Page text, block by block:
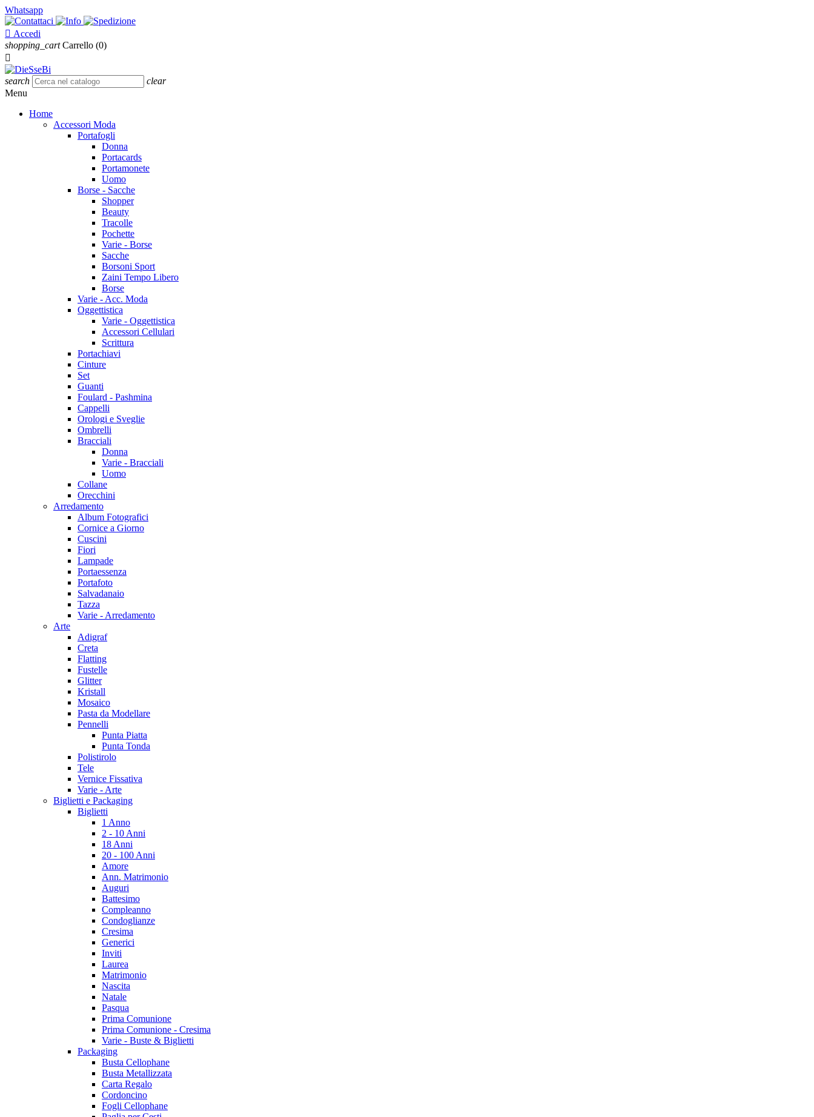
Whatsapp
 Accedi
shopping_cart Carrello (0)

search
clear
Menu
Home
Accessori Moda
Portafogli
Donna
Portacards
Portamonete
Uomo
Borse - Sacche
Shopper
Beauty
Tracolle
Pochette
Varie - Borse
Sacche
Borsoni Sport
Zaini Tempo Libero
Borse
Varie - Acc. Moda
Oggettistica
Varie - Oggettistica
Accessori Cellulari
Scrittura
Portachiavi
Cinture
Set
Guanti
Foulard - Pashmina
Cappelli
Orologi e Sveglie
Ombrelli
Bracciali
Donna
Varie - Bracciali
Uomo
Collane
Orecchini
Arredamento
Album Fotografici
Cornice a Giorno
Cuscini
Fiori
Lampade
Portaessenza
Portafoto
Salvadanaio
Tazza
Varie - Arredamento
Arte
Adigraf
Creta
Flatting
Fustelle
Glitter
Kristall
Mosaico
Pasta da Modellare
Pennelli
Punta Piatta
Punta Tonda
Polistirolo
Tele
Vernice Fissativa
Varie - Arte
Biglietti e Packaging
Biglietti
1 Anno
2 - 10 Anni
18 Anni
20 - 100 Anni
Amore
Ann. Matrimonio
Auguri
Battesimo
Compleanno
Condoglianze
Cresima
Generici
Inviti
Laurea
Matrimonio
Nascita
Natale
Pasqua
Prima Comunione
Prima Comunione - Cresima
Varie - Buste & Biglietti
Packaging
Busta Cellophane
Busta Metallizzata
Carta Regalo
Cordoncino
Fogli Cellophane